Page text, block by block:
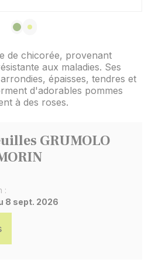
de chicorée, provenant
aux maladies. Ses
épaisses, tendres et
d'adorables pommes
à des roses.
GRUMOLO
:
8 sept. 2026